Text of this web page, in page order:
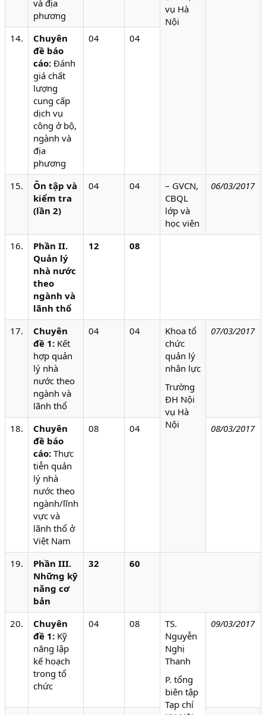
và địa
phương
vụ Hà
Nội
14.
Chuyên
đề báo
cáo: Đánh
giá chất
lượng
cung cấp
dịch vụ
công ở bộ,
ngành và
địa
phương
04 04
15.
Ôn tập và
kiểm tra
(lần 2)
04 04
– GVCN,
CBQL
lớp và
học viên
06/03/2017
16.
Phần II.
Quản lý
nhà nước
theo
ngành và
lãnh thổ
12 08
17.
Chuyên
đề 1: Kết
hợp quản
lý nhà
nước theo
ngành và
lãnh thổ
04 04
Khoa tổ
chức
quản lý
nhân lực
Trường
ĐH Nội
vụ Hà
Nội
07/03/2017
18.
Chuyên
đề báo
cáo: Thực
tiễn quản
lý nhà
nước theo
ngành/lĩnh
vực và
lãnh thổ ở
Việt Nam
08 04 08/03/2017
19.
Phần III.
Những kỹ
năng cơ
bản
32 60
20.
Chuyên
đề 1: Kỹ
năng lập
kế hoạch
trong tổ
chức
04 08
TS.
Nguyễn
Nghị
Thanh
P. tổng
biên tập
Tạp chí
09/03/2017